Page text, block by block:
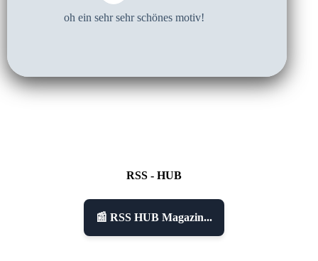
oh ein sehr sehr schönes motiv!
RSS - HUB
📰 RSS HUB Magazin...